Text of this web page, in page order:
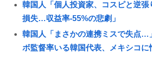
韓国人「個人投資家、コスピと逆張
損失…収益率-55%の悲劇」
韓国人「まさかの連携ミスで失点…
ボ監督率いる韓国代表、メキシコに